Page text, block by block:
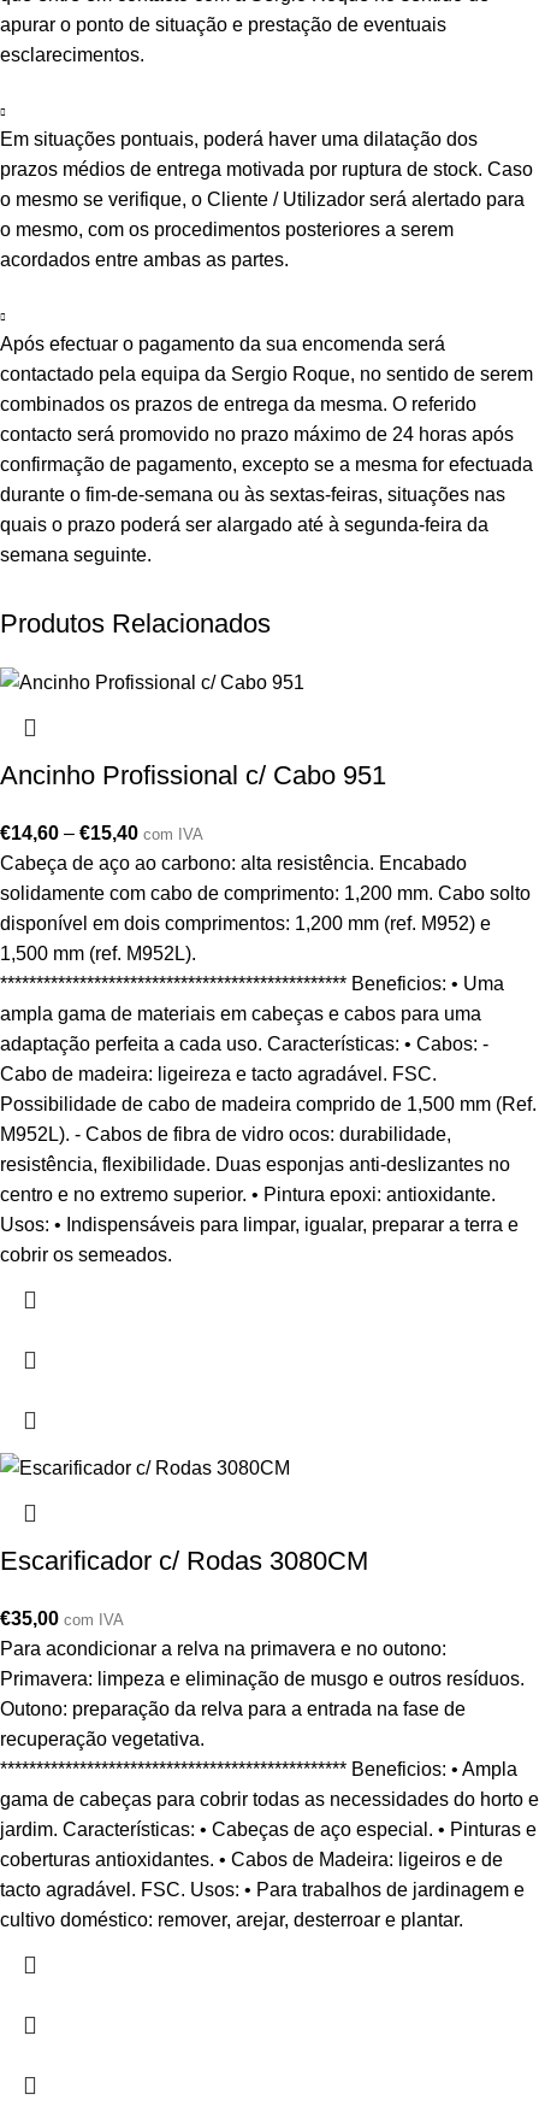
apurar o ponto de situação e prestação de eventuais
esclarecimentos.
Em situações pontuais, poderá haver uma dilatação dos
prazos médios de entrega motivada por ruptura de stock. Caso
o mesmo se verifique, o Cliente / Utilizador será alertado para
o mesmo, com os procedimentos posteriores a serem
acordados entre ambas as partes.
Após efectuar o pagamento da sua encomenda será
contactado pela equipa da Sergio Roque, no sentido de serem
combinados os prazos de entrega da mesma. O referido
contacto será promovido no prazo máximo de 24 horas após
confirmação de pagamento, excepto se a mesma for efectuada
durante o fim-de-semana ou às sextas-feiras, situações nas
quais o prazo poderá ser alargado até à segunda-feira da
semana seguinte.
Produtos Relacionados
Ancinho Profissional c/ Cabo 951
€14,60 – €15,40 com IVA
Cabeça de aço ao carbono: alta resistência. Encabado
solidamente com cabo de comprimento: 1,200 mm. Cabo solto
disponível em dois comprimentos: 1,200 mm (ref. M952) e
1,500 mm (ref. M952L).
************************************************ Beneficios: • Uma
ampla gama de materiais em cabeças e cabos para uma
adaptação perfeita a cada uso. Características: • Cabos: -
Cabo de madeira: ligeireza e tacto agradável. FSC.
Possibilidade de cabo de madeira comprido de 1,500 mm (Ref.
M952L). - Cabos de fibra de vidro ocos: durabilidade,
resistência, flexibilidade. Duas esponjas anti-deslizantes no
centro e no extremo superior. • Pintura epoxi: antioxidante.
Usos: • Indispensáveis para limpar, igualar, preparar a terra e
cobrir os semeados.
Escarificador c/ Rodas 3080CM
€35,00 com IVA
Para acondicionar a relva na primavera e no outono:
Primavera: limpeza e eliminação de musgo e outros resíduos.
Outono: preparação da relva para a entrada na fase de
recuperação vegetativa.
************************************************ Beneficios: • Ampla
gama de cabeças para cobrir todas as necessidades do horto e
jardim. Características: • Cabeças de aço especial. • Pinturas e
coberturas antioxidantes. • Cabos de Madeira: ligeiros e de
tacto agradável. FSC. Usos: • Para trabalhos de jardinagem e
cultivo doméstico: remover, arejar, desterroar e plantar.